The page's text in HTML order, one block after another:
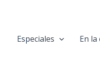
Especiales En la